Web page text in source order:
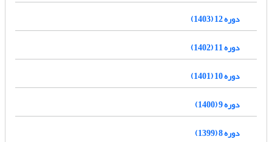
دوره 12 (1403)
دوره 11 (1402)
دوره 10 (1401)
دوره 9 (1400)
دوره 8 (1399)